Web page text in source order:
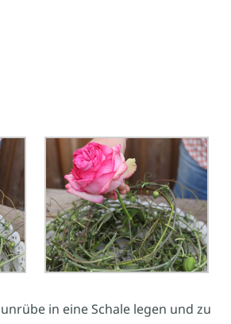
in eine Schale legen und zu